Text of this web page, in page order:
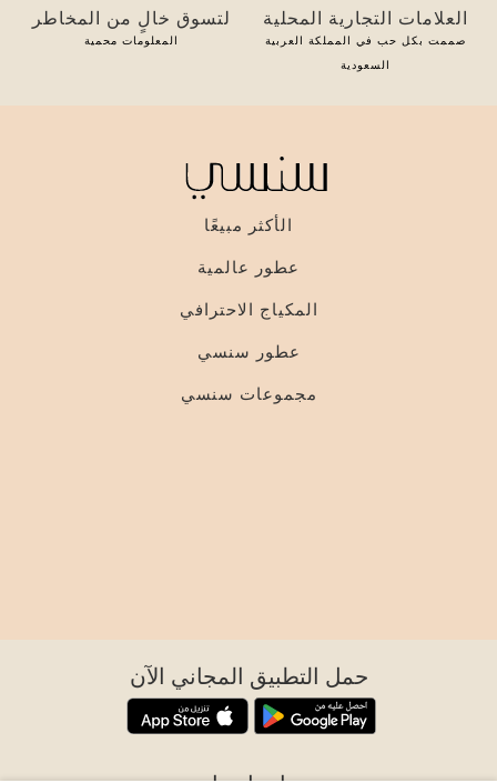
العلامات التجارية المحلية
صممت بكل حب في المملكة العربية
السعودية
لتسوق خالٍ من المخاطر
المعلومات محمية
الأكثر مبيعًا
عطور عالمية
المكياج الاحترافي
عطور سنسي
مجموعات سنسي
حمل التطبيق المجاني الآن